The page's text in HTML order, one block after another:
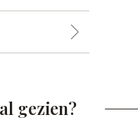
gezien?